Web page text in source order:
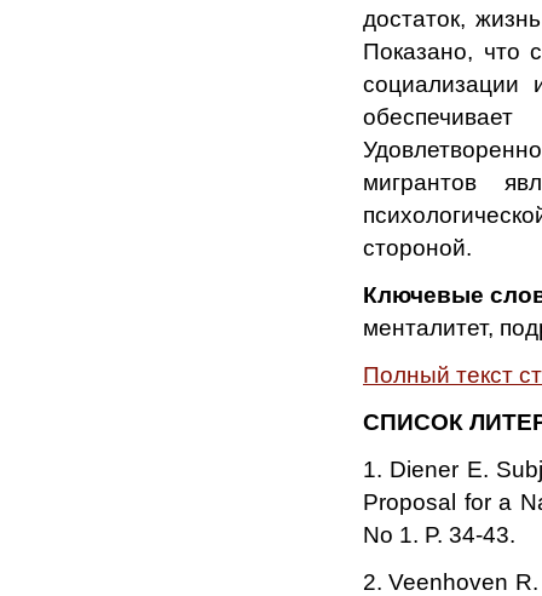
достаток,
Показано, что
социализации
мигрантов
стороной.
Ключевые
менталитет,
Полный текст
СПИСОК
1. Diener E.
Proposal for a
No 1. P. 34-43.
2. Veenhoven